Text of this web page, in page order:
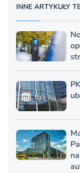
INNE ARTYKUŁY